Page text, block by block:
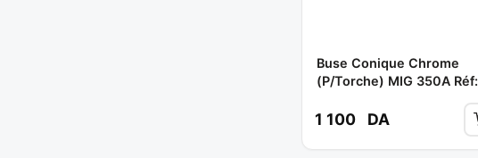
Buse Conique Chrome
(P/torche) MIG 350A Réf:
1 100 DA